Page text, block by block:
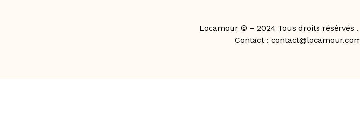
Locamour © – 2024 Tous droits résérvés
Contact :